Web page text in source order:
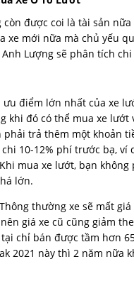
còn được coi là tài sản
xe mới nữa mà chủ yếu
Lượng sẽ phân tích
ưu điểm lớn nhất của xe
khi đó có thể mua xe
phải trả thêm một khoản
10-12% phí trước bạ,
mua xe lướt, bạn
lớn.
thường xe sẽ mất
giá xe cũ cũng giảm
chỉ bán được tầm hơn
2021 này thì 2 năm nữa